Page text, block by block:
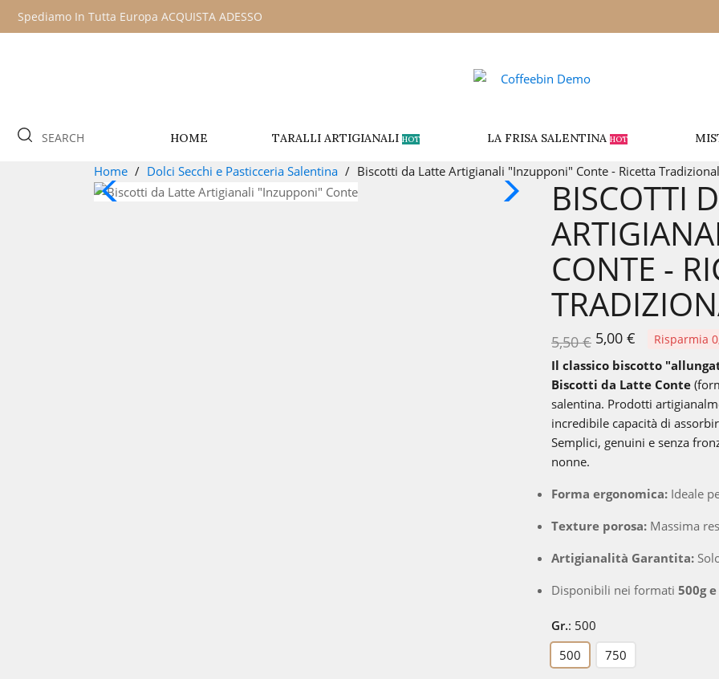
Spediamo In Tutta Europa ACQUISTA ADESSO
SEARCH HOME TARALLI ARTIGIANALI HOT LA FRISA SALENTINA HOT
Home Dolci Secchi e Pasticceria Salentina Biscotti da Latte Artigianali "Inzupponi" Conte - Ricetta
-0,50 €
BISCOTTI
CONTE -
5,50 € 5,00 € Risparmia
Il classico biscotto
Biscotti da Latte Conte
salentina. Prodotti
incredibile capacità di
Semplici, genuini e senza
nonne.
Forma ergonomica: Ideale
Texture porosa: Massima
Artigianalità Garantita:
Disponibili nei formati 500g
Gr.: 500
500
750